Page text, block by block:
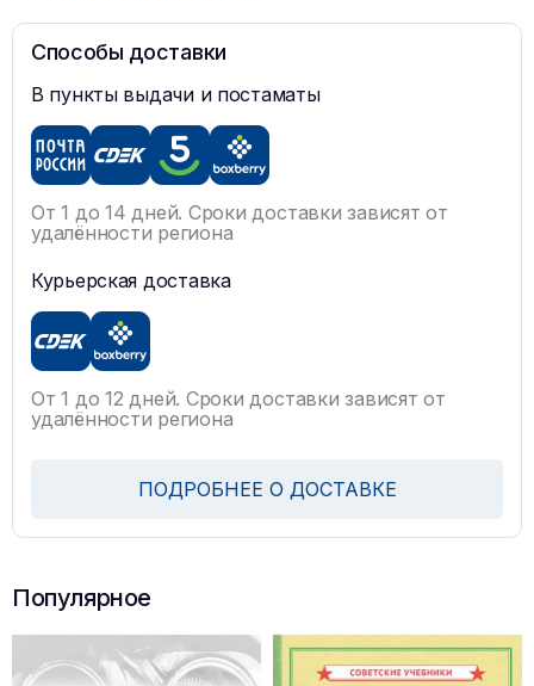
Способы доставки
В пункты выдачи и постаматы
От 1 до 14 дней. Сроки доставки зависят от
удалённости региона
Курьерская доставка
От 1 до 12 дней. Сроки доставки зависят от
удалённости региона
ПОДРОБНЕЕ О ДОСТАВКЕ
Популярное